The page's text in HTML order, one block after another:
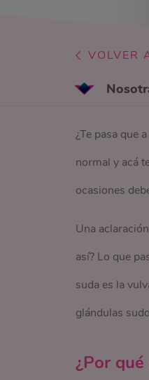
VOLVER
¿Te pasa que
normal y acá
ocasiones
Una
así? Lo que
suda es la
glándulas
¿Por